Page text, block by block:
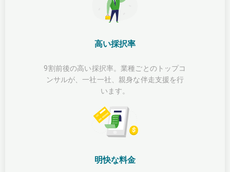
高い採択率
9割前後の高い採択率。業種ごとのトップコ
ンサルが、一社一社、親身な伴走支援を行
います。
明快な料金